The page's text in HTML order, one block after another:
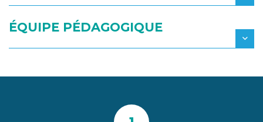
ÉQUIPE PÉDAGOGIQUE